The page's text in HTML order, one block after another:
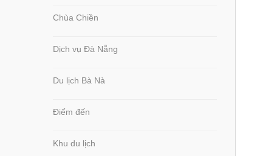
Chùa Chiền
Dịch vụ Đà Nẵng
Du lịch Bà Nà
Điểm đến
Khu du lịch